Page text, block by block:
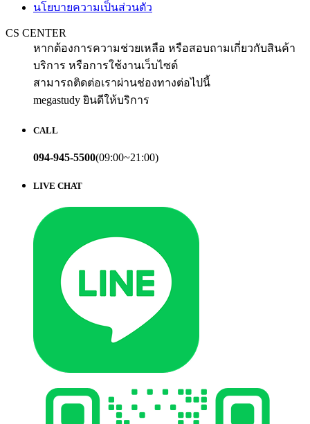
นโยบายความเป็นส่วนตัว
CS CENTER
หากต้องการความช่วยเหลือ หรือสอบถามเกี่ยวกับสินค้า
บริการ หรือการใช้งานเว็บไซต์
สามารถติดต่อเราผ่านช่องทางต่อไปนี้
megastudy ยินดีให้บริการ
CALL
094-945-5500(09:00~21:00)
LIVE CHAT